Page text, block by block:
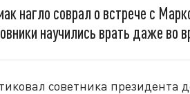
нагло соврал о встрече с
научились врать даже во
советника президента